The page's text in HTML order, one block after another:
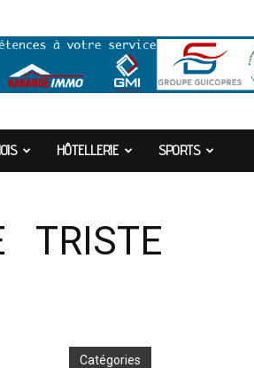
HÔTELLERIE SPORTS
TRISTE
Catégories